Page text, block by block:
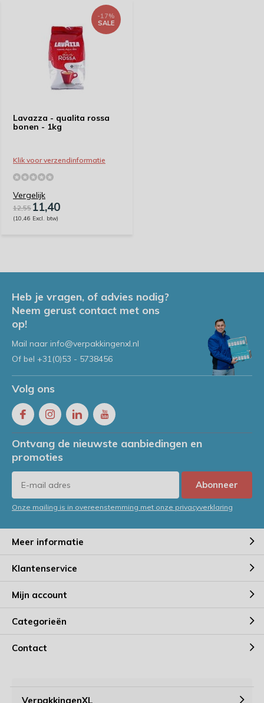
Lavazza - qualita rossa
bonen - 1kg
-17%
SALE
Klik voor verzendinformatie
Vergelijk
12,5511,40
(10,46 Excl. btw)
Heb je vragen, of advies nodig?
Neem gerust contact met ons
op!
Mail naar info@verpakkingenxl.nl
Of bel +31(0)53 - 5738456
Volg ons
Ontvang de nieuwste aanbiedingen en
promoties
Abonneer
Onze mailing is in overeenstemming met onze privacyverklaring
Meer informatie
Klantenservice
Mijn account
Categorieën
Contact
VerpakkingenXL